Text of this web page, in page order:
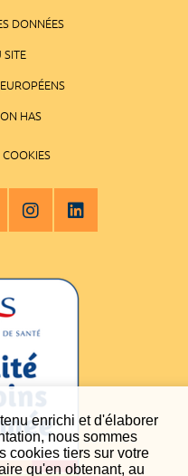
enrichi et d'élaborer
nous sommes
cookies tiers sur votre
qu'en obtenant, au
DONNÉES
SITE
HAS
COOKIES